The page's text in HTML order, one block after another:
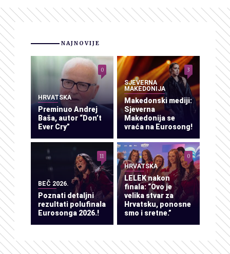
NAJNOVIJE
HRVATSKA
Preminuo Andrej
Baša, autor “Don’t
Ever Cry”
0
SJEVERNA
MAKEDONIJA
Makedonski mediji:
Sjeverna
Makedonija se
vraća na Eurosong!
3
BEČ 2026.
Poznati detaljni
rezultati polufinala
Eurosonga 2026.!
11
HRVATSKA
LELEK nakon
finala: “Ovo je
velika stvar za
Hrvatsku, ponosne
smo i sretne.”
0